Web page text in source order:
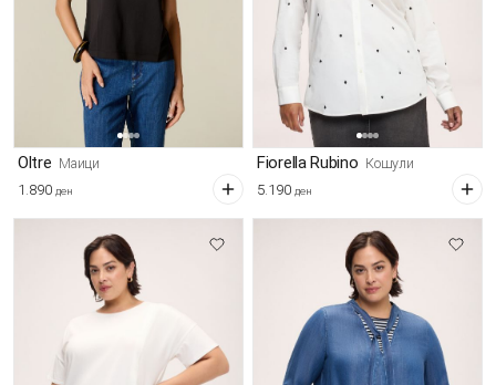
Oltre Маици
1.890 ден
Fiorella Rubino Кошули
5.190 ден